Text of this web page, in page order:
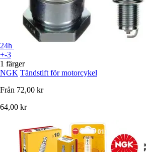
24h
+-3
1 färger
NGK Tändstift för motorcykel
Från 72,00 kr
64,00 kr